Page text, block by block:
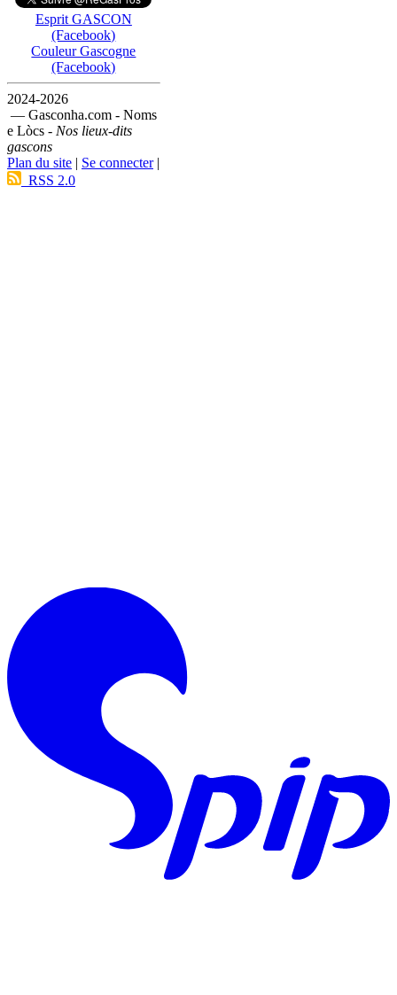
Esprit GASCON
(Facebook)
Couleur Gascogne
(Facebook)
2024-2026
— Gasconha.com - Noms
e Lòcs - Nos lieux-dits
gascons
Plan du site | Se connecter|
RSS 2.0